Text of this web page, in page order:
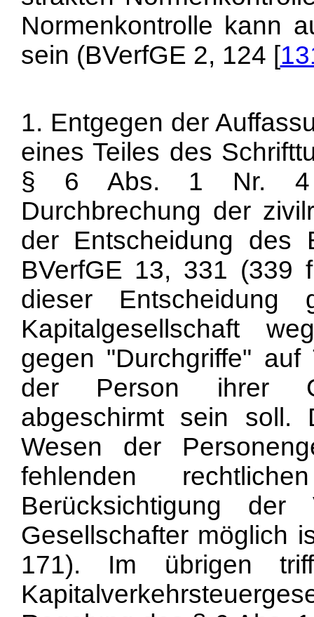
Normenkontrolle kann
sein (BVerfGE 2, 124 [
1. Entgegen der
eines Teiles des
§ 6 Abs. 1 Nr. 4
Durchbrechung der
der Entscheidung des
BVerfGE 13, 331 (339
dieser
Kapitalgesellschaft
gegen "Durchgriffe"
der Person ihrer
abgeschirmt sein soll.
Wesen der
fehlenden
Berücksichtigung der
Gesellschafter möglich
171). Im übrigen